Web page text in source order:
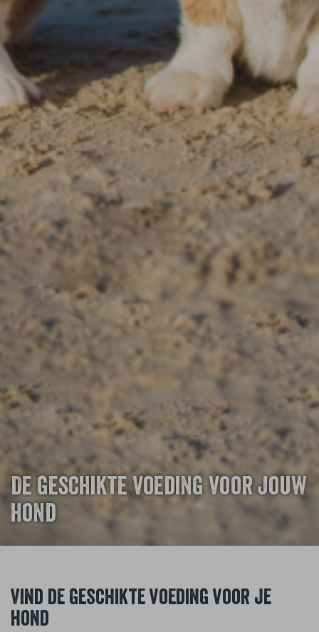
De geschikte voeding voor jouw
hond
Vind de geschikte voeding voor je
hond